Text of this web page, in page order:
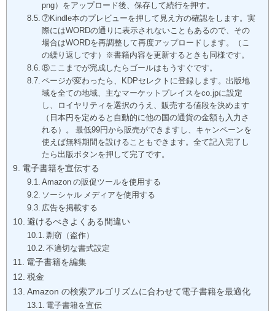
png）をアップロード後、保存して続行を押す。
⑦Kindle本のプレビューを押して見え方の確認をします。実
際にはWORDの通りに表示されないこともあるので、その
場合はWORDを再調整して再度アップロードします。（こ
の繰り返しです）※書籍内容を更新するときも同様です。
⑧ここまでが完成したらゴールはもうすぐです。
ページが変わったら、KDPセレクトに登録します。出版地
域を全ての地域、主なマーケットプレイスをco.jpに設定
し、ロイヤリティを選択のうえ、販売する値段を決めます
（日本円を定めると自動的に他の国の通貨の金額も入力さ
れる）。 最低99円から販売ができますし、キャンペーンを
使えば無料期間を設けることもできます。全て記入完了し
たら出版ボタンを押して完了です。
電子書籍を宣伝する
Amazon の販促ツールを使用する
ソーシャル メディアを使用する
広告を掲載する
避けるべきよくある間違い
剽窃（盗作）
不適切な書式設定
電子書籍を編集
税金
Amazon の検索アルゴリズムに合わせて電子書籍を最適化
電子書籍を宣伝